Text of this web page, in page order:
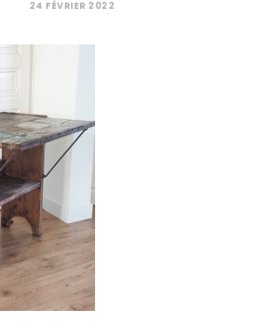
24 FÉVRIER 2022